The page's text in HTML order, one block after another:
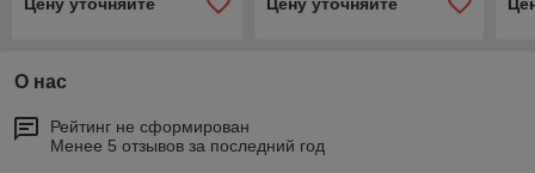
Цену уточняйте
Цену уточняйте
О нас
Рейтинг не сформирован
Менее 5 отзывов за последний год